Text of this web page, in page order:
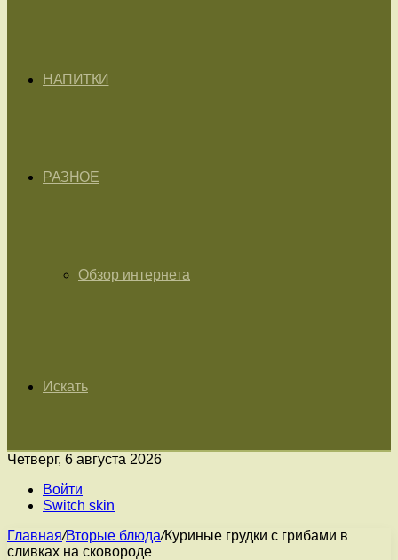
НАПИТКИ
РАЗНОЕ
Обзор интернета
Искать
Четверг, 6 августа 2026
Войти
Switch skin
Главная/Вторые блюда/Куриные грудки с грибами в
сливках на сковороде